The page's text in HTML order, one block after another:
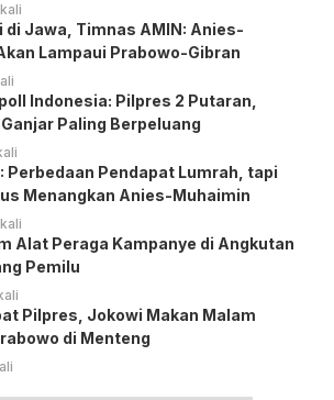
di Jawa, Timnas AMIN: Anies-
Lampaui Prabowo-Gibran
Indonesia: Pilpres 2 Putaran,
Paling Berpeluang
Perbedaan Pendapat Lumrah, tapi
Menangkan Anies-Muhaimin
Alat Peraga Kampanye di Angkutan
Pemilu
Pilpres, Jokowi Makan Malam
di Menteng